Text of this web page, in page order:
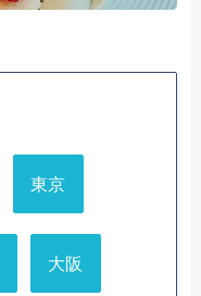
東京
大阪